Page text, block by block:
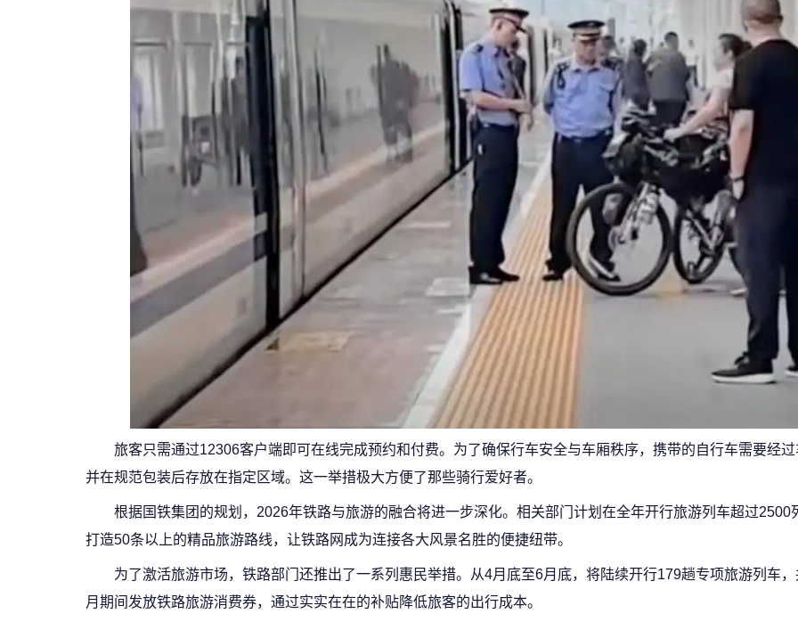
旅客只需通过12306客户端即可在线完成预约和付费。为了确保行车安全与车厢秩序，携带的自行车需要经
并在规范包装后存放在指定区域。这一举措极大方便了那些骑行爱好者。
根据国铁集团的规划，2026年铁路与旅游的融合将进一步深化。相关部门计划在全年开行旅游列车超过2500
打造50条以上的精品旅游路线，让铁路网成为连接各大风景名胜的便捷纽带。
为了激活旅游市场，铁路部门还推出了一系列惠民举措。从4月底至6月底，将陆续开行179趟专项旅游列车
月期间发放铁路旅游消费券，通过实实在在的补贴降低旅客的出行成本。